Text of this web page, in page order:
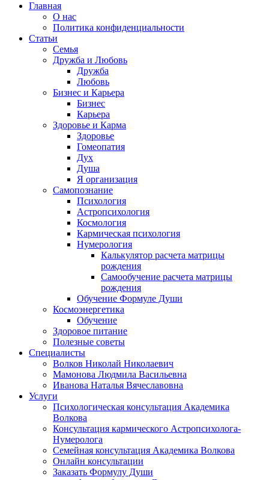
Главная
О нас
Политика конфиденциальности
Статьи
Семья
Дружба и Любовь
Дружба
Любовь
Бизнес и Карьера
Бизнес
Карьера
Здоровье и Карма
Здоровье
Гомеопатия
Дух
Душа
Я организация
Самопознание
Психология
Астропсихология
Космология
Кармическая психология
Нумерология
Калькулятор расчета матрицы
рождения
Самообучение расчета матрицы
рождения
Обучение Формуле Души
Космоэнергетика
Обучение
Здоровое питание
Полезные советы
Специалисты
Волков Николай Николаевич
Мамонова Людмила Васильевна
Иванова Наталья Вячеславовна
Услуги
Психологическая консультация Академика
Волкова
Консультация кармического Астропсихолога-
Нумеролога
Семейная консультация Академика Волкова
Онлайн консультации
Заказать Формулу Души